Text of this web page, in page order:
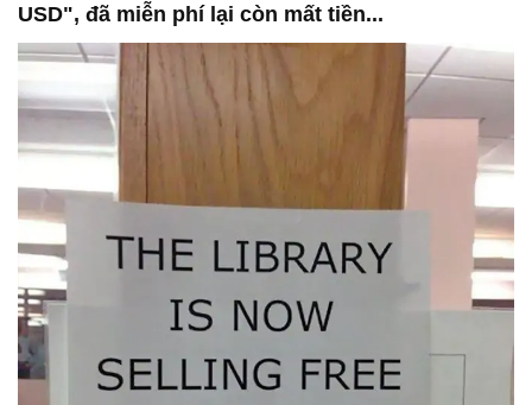
USD", đã miễn phí lại còn mất tiền...